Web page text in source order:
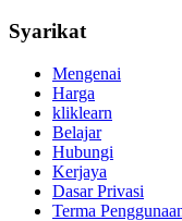
Syarikat
Mengenai
Harga
kliklearn
Belajar
Hubungi
Kerjaya
Dasar Privasi
Terma